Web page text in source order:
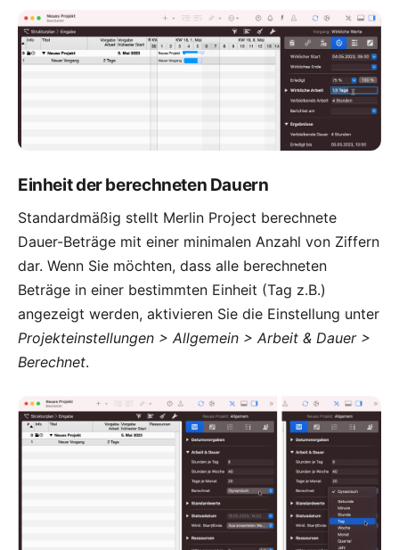
Einheit der berechneten Dauern
Standardmäßig stellt Merlin Project berechnete
Dauer-Beträge mit einer minimalen Anzahl von Ziffern
dar. Wenn Sie möchten, dass alle berechneten
Beträge in einer bestimmten Einheit (Tag z.B.)
angezeigt werden, aktivieren Sie die Einstellung unter
Projekteinstellungen > Allgemein > Arbeit & Dauer >
Berechnet.